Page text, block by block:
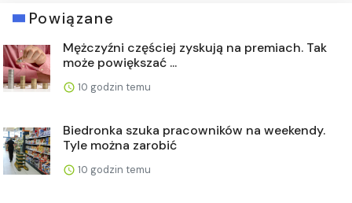
Powiązane
Mężczyźni częściej zyskują na premiach. Tak
może powiększać ...
10 godzin temu
Biedronka szuka pracowników na weekendy.
Tyle można zarobić
10 godzin temu